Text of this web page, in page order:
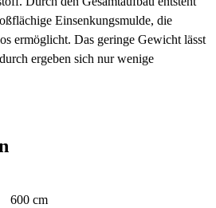
Einsenkungsmulde, die
ermöglicht. Das geringe Gewicht lässt
ergeben sich nur wenige
600 cm